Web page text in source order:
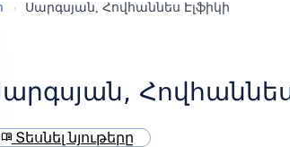
› Սարգսյան, Հովհաննես Էլֆիկի
menu_book Տեսնել նյութերը